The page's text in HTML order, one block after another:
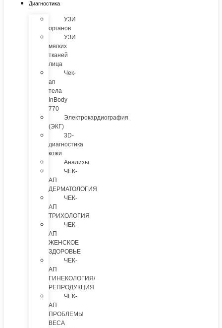
Диагностика
УЗИ
органов
УЗИ
мягких
тканей
лица
Чек-
ап
тела
InBody
770
Электрокардиография
(ЭКГ)
3D-
диагностика
кожи
Анализы
ЧЕК-
АП
ДЕРМАТОЛОГИЯ
ЧЕК-
АП
ТРИХОЛОГИЯ
ЧЕК-
АП
ЖЕНСКОЕ
ЗДОРОВЬЕ
ЧЕК-
АП
ГИНЕКОЛОГИЯ/
РЕПРОДУКЦИЯ
ЧЕК-
АП
ПРОБЛЕМЫ
ВЕСА